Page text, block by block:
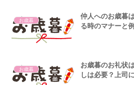
お歳暮
仲人へのお歳暮
る時のマナーと
お歳暮
お歳暮のお礼状
しは必要？上司